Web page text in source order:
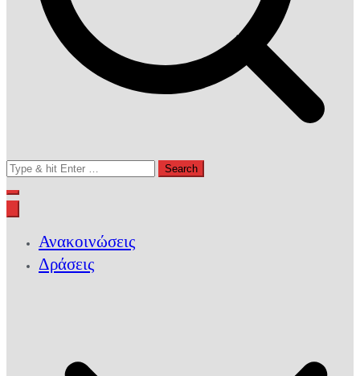
Search
for:
Ανακοινώσεις
Δράσεις